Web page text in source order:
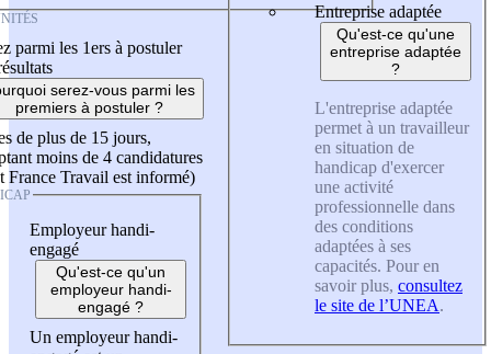
parmi les 1ers à postuler
serez-vous parmi les
premiers à postuler ?
de plus de 15 jours,
moins de 4 candidatures
France Travail est informé)
Employeur handi-
engagé
Qu'est-ce qu'un
employeur handi-
engagé ?
Un employeur handi-
Entreprise adaptée
Qu'est-ce qu'une
entreprise adaptée
?
L'entreprise adaptée
permet à un travailleur
en situation de
handicap d'exercer
une activité
professionnelle dans
des conditions
adaptées à ses
capacités. Pour en
savoir plus, consultez
le site de l’UNEA.